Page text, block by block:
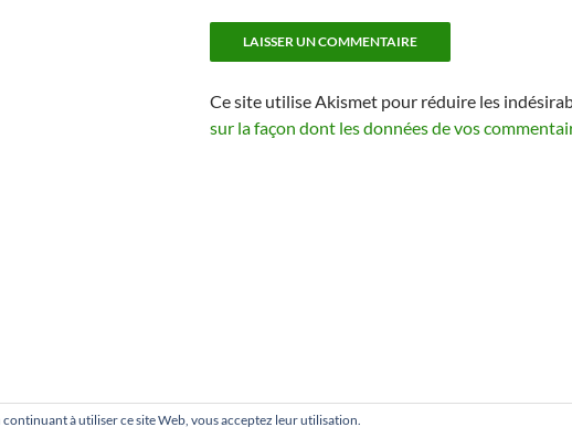
Ce site utilise Akismet pour réduire les
sur la façon dont les données de vos
à utiliser ce site Web, vous acceptez leur utilisation.